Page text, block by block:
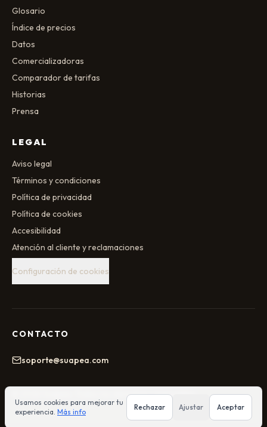
Glosario
Índice de precios
Datos
Comercializadoras
Comparador de tarifas
Historias
Prensa
LEGAL
Aviso legal
Términos y condiciones
Política de privacidad
Política de cookies
Accesibilidad
Atención al cliente y reclamaciones
Configuración de cookies
CONTACTO
soporte@suapea.com
. Todos los derechos reservados.
Usamos cookies para mejorar tu
experiencia. Más info
Rechazar Ajustar Aceptar